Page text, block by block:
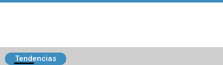
Tendencias